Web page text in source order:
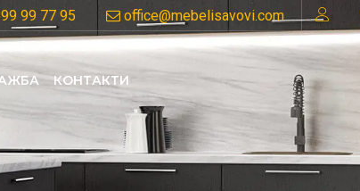
99 77 95 office@mebelisavovi.com
КОНТАКТИ